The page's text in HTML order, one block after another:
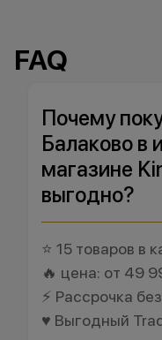
FAQ
Почему
Балаково в
магазине
выгодно?
⭐ 15 товаров в
🔥 цена: от 49
⚡ Рассрочка
♥️ Выгодный